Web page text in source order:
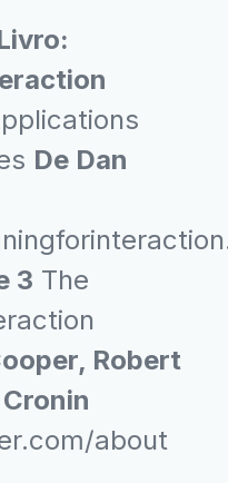
De Dan
3 The
Robert
about